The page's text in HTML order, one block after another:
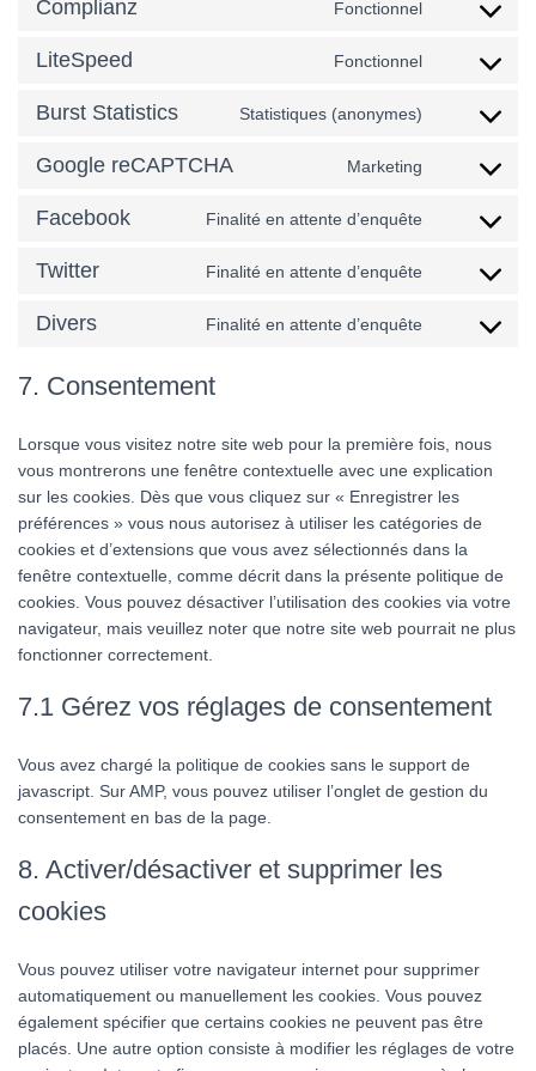
service
Complianz Fonctionnel
Consent
service
LiteSpeed Fonctionnel
Consent
service
Burst Statistics Statistiques (anonymes)
Consent
service
Google reCAPTCHA Marketing
Consent
service
Facebook Finalité en attente d’enquête
Consent
service
Twitter Finalité en attente d’enquête
Consent
service
Divers Finalité en attente d’enquête
Consent
7. Consentement
Lorsque vous visitez notre site web pour la première fois, nous
vous montrerons une fenêtre contextuelle avec une explication
sur les cookies. Dès que vous cliquez sur « Enregistrer les
préférences » vous nous autorisez à utiliser les catégories de
cookies et d’extensions que vous avez sélectionnés dans la
fenêtre contextuelle, comme décrit dans la présente politique de
cookies. Vous pouvez désactiver l’utilisation des cookies via votre
navigateur, mais veuillez noter que notre site web pourrait ne plus
fonctionner correctement.
7.1 Gérez vos réglages de consentement
Vous avez chargé la politique de cookies sans le support de
javascript. Sur AMP, vous pouvez utiliser l’onglet de gestion du
consentement en bas de la page.
8. Activer/désactiver et supprimer les
cookies
Vous pouvez utiliser votre navigateur internet pour supprimer
automatiquement ou manuellement les cookies. Vous pouvez
également spécifier que certains cookies ne peuvent pas être
placés. Une autre option consiste à modifier les réglages de votre